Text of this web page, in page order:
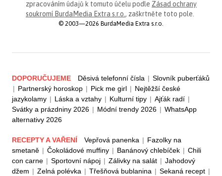
zpracováním údajů k tomuto účelu podle Zásad ochrany
soukromí BurdaMedia Extra s.r.o. , zaškrtněte toto pole.
© 2003—2026 BurdaMedia Extra s.r.o.
DOPORUČUJEME Děsivá telefonní čísla | Slovník puberťáků
| Partnerský horoskop | Pick me girl | Nejtěžší české
jazykolamy | Láska a vztahy | Kulturní tipy | Ajťák radí |
Svátky a prázdniny 2026 | Módní trendy 2026 | WhatsApp
alternativy 2026
RECEPTY A VAŘENÍ Vepřová panenka | Fazolky na
smetaně | Čokoládové muffiny | Banánový chlebíček | Chili
con carne | Sportovní nápoj | Zálivky na salát | Jahodový
džem | Zelná polévka | Třešňová bublanina | Sekaná recept |